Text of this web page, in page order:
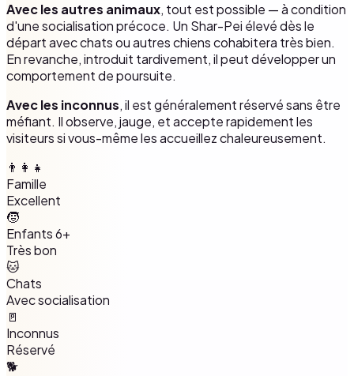
Avec les autres animaux, tout est possible — à condition
d'une socialisation précoce. Un Shar-Pei élevé dès le
départ avec chats ou autres chiens cohabitera très bien.
En revanche, introduit tardivement, il peut développer un
comportement de poursuite.
Avec les inconnus, il est généralement réservé sans être
méfiant. Il observe, jauge, et accepte rapidement les
visiteurs si vous-même les accueillez chaleureusement.
👨‍👩‍👧
Famille
Excellent
🧒
Enfants 6+
Très bon
🐱
Chats
Avec socialisation
🚪
Inconnus
Réservé
🐕